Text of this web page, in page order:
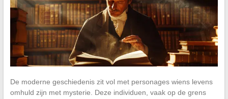
De moderne geschiedenis zit vol met personages wiens levens
omhuld zijn met mysterie. Deze individuen, vaak op de grens